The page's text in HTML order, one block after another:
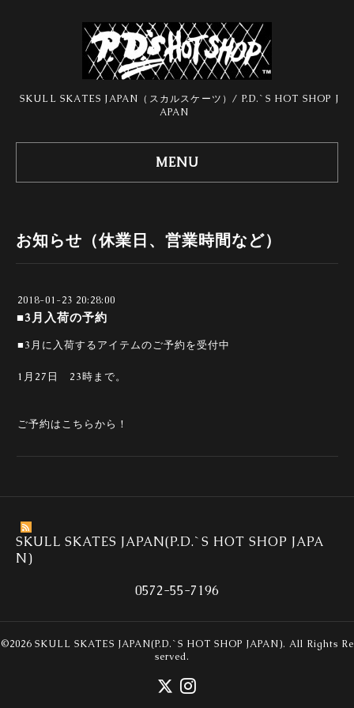
SKULL SKATES JAPAN（スカルスケーツ）/ P.D.`S HOT SHOP J
APAN
MENU
お知らせ（休業日、営業時間など）
2018-01-23 20:28:00
■3月入荷の予約
■3月に入荷するアイテムのご予約を受付中
1月27日 23時まで。
ご予約はこちらから！
SKULL SKATES JAPAN(P.D.`S HOT SHOP JAPA
N)
0572-55-7196
©2026 SKULL SKATES JAPAN(P.D.`S HOT SHOP JAPAN). All Rights Re
served.